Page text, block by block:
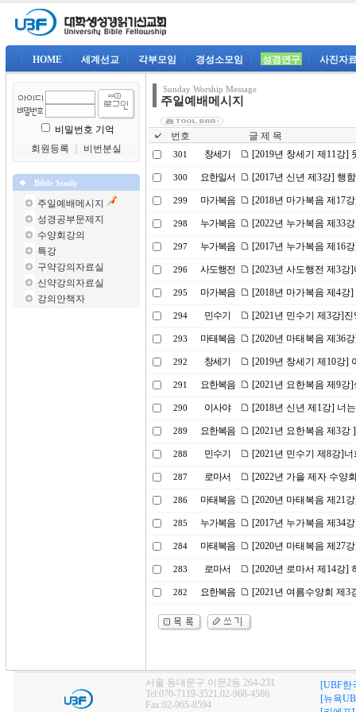
HOME 세계선교 각부모임 경성소모임 성경연구 사진자
비밀번호 기억
회원등록
비번분실
Bible Study
주일예배메시지
성경공부문제지
수양회강의
특강
구약강의자료실
신약강의자료실
강의안책자
Sunday Worship Message
주일예배메시지
번호 글 제 목
301 창세기 [2019년 창세기 제11강]
300 요한일서 [2017년 신년 제3강] 행
299 마가복음 [2018년 마가복음 제17
298 누가복음 [2022년 누가복음 제33
297 누가복음 [2017년 누가복음 제16
296 사도행전 [2023년 사도행전 제3
295 마가복음 [2018년 마가복음 제4강
294 민수기 [2021년 민수기 제3강]
293 마태복음 [2020년 마태복음 제36
292 창세기 [2019년 창세기 제10강]
291 요한복음 [2021년 요한복음 제9강
290 이사야 [2018년 신년 제1강] 너
289 요한복음 [2021년 요한복음 제3
288 민수기 [2021년 민수기 제8강]
287 로마서 [2022년 가을 제자 수양
286 마태복음 [2020년 마태복음 제21
285 누가복음 [2017년 누가복음 제34
284 마태복음 [2020년 마태복음 제27
283 로마서 [2020년 로마서 제14강]
282 요한복음 [2021년 여름수양회 제3
서울 동대문구 이문2동 264-231
Tel:070-7119-3521,02-968-4586
Fax:02-965-8594
[UBF한
[뉴욕